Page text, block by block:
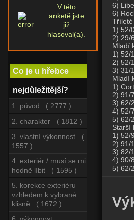
V této
anketě jste
již
hlasoval(a).
Co je u hřebce
nejdůležitější?
1. původ ( 2777 )
2. charakter ( 1812 )
3. vlastní výkonnost (
1557 )
4. exteriér / musí se mi
hodně líbit ( 1595 )
5. korekce exteriéru
vzhledem k vybrané
klisně ( 1672 )
6)
6)
Tříleté
1) 52/
2) 29/
Mladí
1) 52/
2) 52/
3) 31/
Mladí
1)
2) 91/
3) 62/
4) 52/
5) 62/
Starší
1) 52/
2) 91/
3) 82/
4) 90/
5) 62/